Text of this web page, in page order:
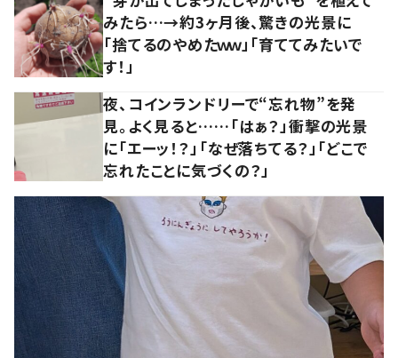
みたら…→約3ヶ月後、驚きの光景に
「捨てるのやめたｗｗ」「育ててみたいで
す！」
夜、コインランドリーで“忘れ物”を発
見。よく見ると……「はぁ？」衝撃の光景
に「エーッ！？」「なぜ落ちてる？」「どこで
忘れたことに気づくの？」